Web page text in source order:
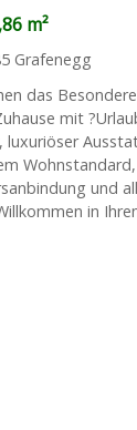
m²
Grafenegg
das
mit
luxuriöser
und
in